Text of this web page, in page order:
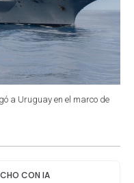
a Uruguay en el marco de
CON IA